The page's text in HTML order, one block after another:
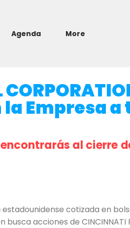
Agenda More
Empresa a
al cierre
estadounidense cotizada en
acciones de CINCINNATI